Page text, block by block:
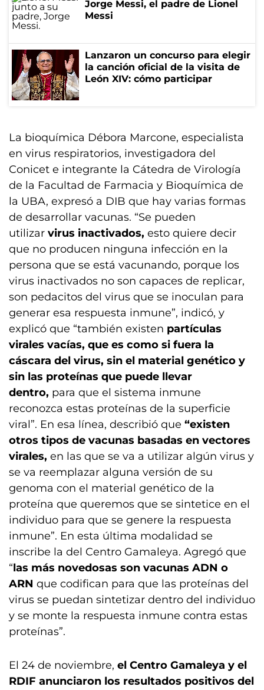
Jorge Messi, el padre de Lionel
Messi
Lanzaron un concurso para elegir
la canción oficial de la visita de
León XIV: cómo participar
La bioquímica Débora Marcone, especialista
en virus respiratorios, investigadora del
Conicet e integrante la Cátedra de Virología
de la Facultad de Farmacia y Bioquímica de
la UBA, expresó a DIB que hay varias formas
de desarrollar vacunas. “Se pueden
utilizar virus inactivados, esto quiere decir
que no producen ninguna infección en la
persona que se está vacunando, porque los
virus inactivados no son capaces de replicar,
son pedacitos del virus que se inoculan para
generar esa respuesta inmune”, indicó, y
explicó que “también existen partículas
virales vacías, que es como si fuera la
cáscara del virus, sin el material genético y
sin las proteínas que puede llevar
dentro, para que el sistema inmune
reconozca estas proteínas de la superficie
viral”. En esa línea, describió que “existen
otros tipos de vacunas basadas en vectores
virales, en las que se va a utilizar algún virus y
se va reemplazar alguna versión de su
genoma con el material genético de la
proteína que queremos que se sintetice en el
individuo para que se genere la respuesta
inmune”. En esta última modalidad se
inscribe la del Centro Gamaleya. Agregó que
“las más novedosas son vacunas ADN o
ARN que codifican para que las proteínas del
virus se puedan sintetizar dentro del individuo
y se monte la respuesta inmune contra estas
proteínas”.
El 24 de noviembre, el Centro Gamaleya y el
RDIF anunciaron los resultados positivos del